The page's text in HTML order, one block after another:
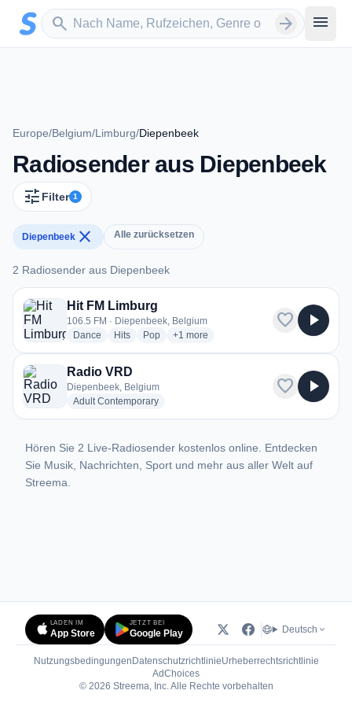
Zum Hauptinhalt springen
search
Sender suchen arrow_forward menu
Europe/Belgium/Limburg/Diepenbeek
Radiosender aus Diepenbeek
tune Filter 1
Diepenbeek close Alle zurücksetzen
2 Radiosender aus Diepenbeek
2 Radiosender aus Diepenbeek
Hit FM Limburg
106.5 FM · Diepenbeek, Belgium
Dance radio stations
Hitsradio stations
Popradio stations
+1 more genres for Hit FM Limburg
more
favorite play_arrow
Radio VRD
Diepenbeek, Belgium
Adult Contemporaryradio stations
favorite play_arrow
Hören Sie 2 Live-Radiosender kostenlos online. Entdecken
Sie Musik, Nachrichten, Sport und mehr aus aller Welt auf
Streema.
LADEN IM
App Store
JETZT BEI
Google Play Deutsch
Nutzungsbedingungen DatenschutzrichtlinieUrheberrechtsrichtlinie
AdChoices(öffnet in neuem Tab)
© 2026 Streema, Inc. Alle Rechte vorbehalten